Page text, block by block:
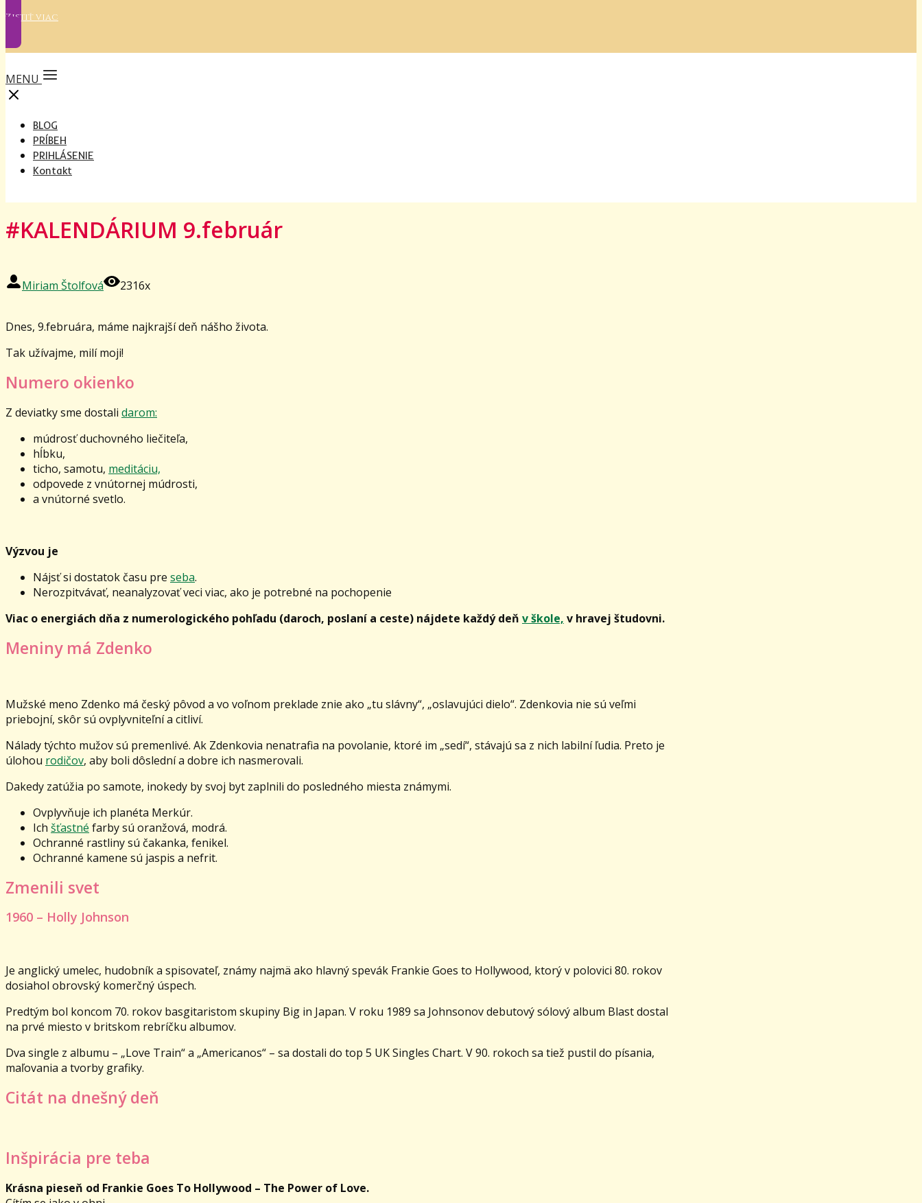
Zistiť viac
MENU
BLOG
PRÍBEH
PRIHLÁSENIE
Kontakt
#KALENDÁRIUM 9.február
Miriam Štolfová 2316x
Dnes, 9.februára, máme najkrajší deň nášho života.
Tak užívajme, milí moji!
Numero okienko
Z deviatky sme dostali darom:
múdrosť duchovného liečiteľa,
hĺbku,
ticho, samotu, meditáciu,
odpovede z vnútornej múdrosti,
a vnútorné svetlo.
Výzvou je
Nájsť si dostatok času pre seba.
Nerozpitvávať, neanalyzovať veci viac, ako je potrebné na pochopenie
Viac o energiách dňa z numerologického pohľadu (daroch, poslaní a ceste) nájdete každý deň v škole, v hravej študovni.
Meniny má Zdenko
Mužské meno Zdenko má český pôvod a vo voľnom preklade znie ako „tu slávny“, „oslavujúci dielo“. Zdenkovia nie sú veľmi
priebojní, skôr sú ovplyvniteľní a citliví.
Nálady týchto mužov sú premenlivé. Ak Zdenkovia nenatrafia na povolanie, ktoré im „sedí“, stávajú sa z nich labilní ľudia. Preto je
úlohou rodičov, aby boli dôslední a dobre ich nasmerovali.
Dakedy zatúžia po samote, inokedy by svoj byt zaplnili do posledného miesta známymi.
Ovplyvňuje ich planéta Merkúr.
Ich šťastné farby sú oranžová, modrá.
Ochranné rastliny sú čakanka, fenikel.
Ochranné kamene sú jaspis a nefrit.
Zmenili svet
1960 – Holly Johnson
Je anglický umelec, hudobník a spisovateľ, známy najmä ako hlavný spevák Frankie Goes to Hollywood, ktorý v polovici 80. rokov
dosiahol obrovský komerčný úspech.
Predtým bol koncom 70. rokov basgitaristom skupiny Big in Japan. V roku 1989 sa Johnsonov debutový sólový album Blast dostal
na prvé miesto v britskom rebríčku albumov.
Dva single z albumu – „Love Train“ a „Americanos“ – sa dostali do top 5 UK Singles Chart. V 90. rokoch sa tiež pustil do písania,
maľovania a tvorby grafiky.
Citát na dnešný deň
Inšpirácia pre teba
Krásna pieseň od Frankie Goes To Hollywood – The Power of Love.